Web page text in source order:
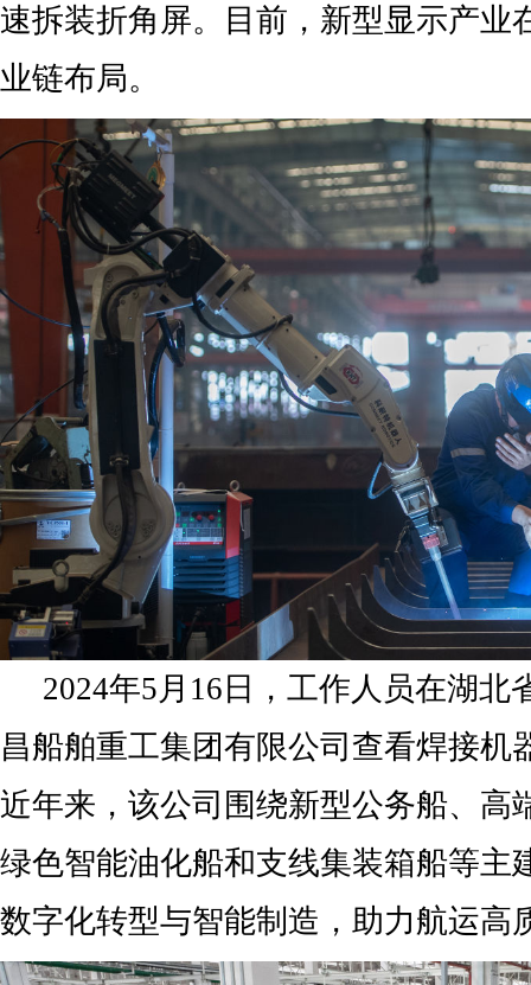
速拆装折角屏。目前，新型显示产业
业链布局。
2024年5月16日，工作人员在湖北
昌船舶重工集团有限公司查看焊接机
近年来，该公司围绕新型公务船、高
绿色智能油化船和支线集装箱船等主
数字化转型与智能制造，助力航运高